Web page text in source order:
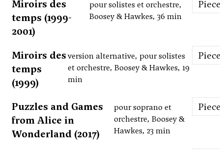
Miroirs des
temps (1999-
2001)
pour solistes et orchestre,
Boosey & Hawkes, 36 min
Miroirs des
temps
(1999)
version alternative, pour solistes
et orchestre, Boosey & Hawkes, 19
min
Puzzles and Games
from Alice in
Wonderland (2017)
pour soprano et
orchestre, Boosey &
Hawkes, 23 min